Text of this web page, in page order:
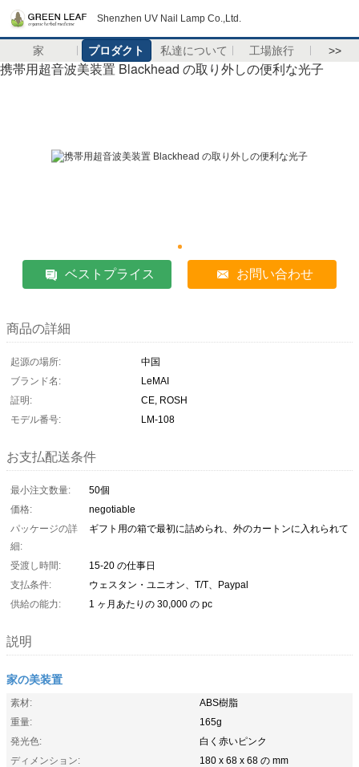
Shenzhen UV Nail Lamp Co.,Ltd.
家 プロダクト 私達について 工場旅行 >>
携帯用超音波美装置 Blackhead の取り外しの便利な光子
ベストプライス お問い合わせ
商品の詳細
起源の場所:
中国
ブランド名:
LeMAI
証明:
CE, ROSH
モデル番号:
LM-108
お支払配送条件
最小注文数量:
50個
価格:
negotiable
パッケージの詳
細:
ギフト用の箱で最初に詰められ、外のカートンに入れられて
受渡し時間:
15-20 の仕事日
支払条件:
ウェスタン・ユニオン、T/T、Paypal
供給の能力:
1 ヶ月あたりの 30,000 の pc
説明
家の美装置
素材:
ABS樹脂
重量:
165g
発光色:
白く赤いピンク
ディメンション:
180 x 68 x 68 の mm